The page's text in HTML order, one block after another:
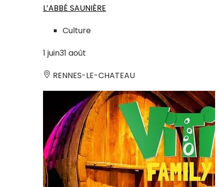
L’ABBÉ SAUNIÈRE
Culture
1 juin31 août
RENNES-LE-CHATEAU